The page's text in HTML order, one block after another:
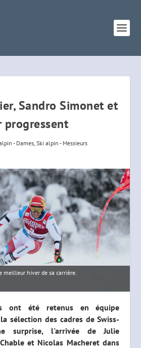
Sandro Simonet et
progressent
- Dames,Ski alpin - Messieurs
meilleur hiver de sa carrière.
ont été retenus en équipe
sélection des cadres de Swiss-
surprise, l'arrivée de Julie
et Nicolas Macheret dans